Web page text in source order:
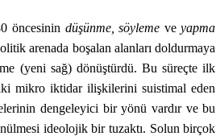
öncesinin düşünme, söyleme veyapma
arenada boşalan alanları doldurmaya
(yeni sağ) dönüştürdü. Bu süreçte ilk
mikro iktidar ilişkilerini suistimal eden
dengeleyici bir yönü vardır ve bu
ideolojik bir tuzaktı. Solun birçok